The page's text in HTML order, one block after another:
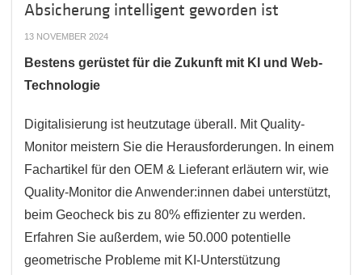
Absicherung intelligent geworden ist
13 NOVEMBER 2024
Bestens gerüstet für die Zukunft mit KI und Web-
Technologie
Digitalisierung ist heutzutage überall. Mit Quality-
Monitor meistern Sie die Herausforderungen. In einem
Fachartikel für den OEM & Lieferant erläutern wir, wie
Quality-Monitor die Anwender:innen dabei unterstützt,
beim Geocheck bis zu 80% effizienter zu werden.
Erfahren Sie außerdem, wie 50.000 potentielle
geometrische Probleme mit KI-Unterstützung